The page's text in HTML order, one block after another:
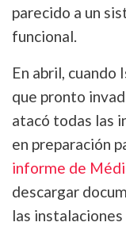
parecido a un
funcional.
En abril,
que pronto
atacó todas las
en preparación
informe de
descargar
las